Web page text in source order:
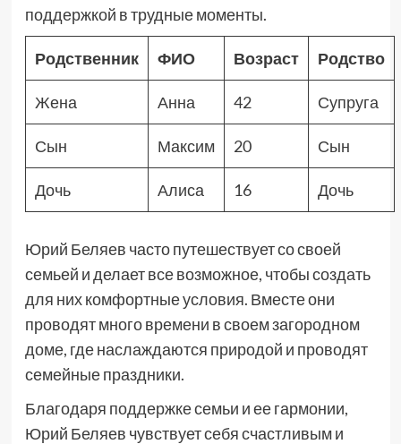
поддержкой в трудные моменты.
Родственник ФИО Возраст Родство
Жена Анна 42 Супруга
Сын Максим 20 Сын
Дочь Алиса 16 Дочь
Юрий Беляев часто путешествует со своей
семьей и делает все возможное, чтобы создать
для них комфортные условия. Вместе они
проводят много времени в своем загородном
доме, где наслаждаются природой и проводят
семейные праздники.
Благодаря поддержке семьи и ее гармонии,
Юрий Беляев чувствует себя счастливым и